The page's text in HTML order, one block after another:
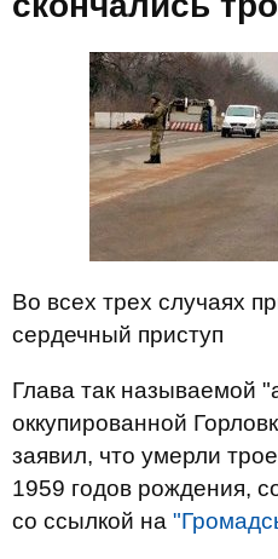
Во всех трех случаях
сердечный приступ
Глава так называемой
оккупированной
заявил, что умерли
1959 годов рождения,
со ссылкой на